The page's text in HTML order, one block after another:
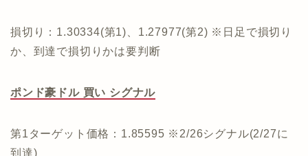
損切り：1.30334(第1)、1.27977(第2) ※日足で損切り
か、到達で損切りかは要判断
ポンド豪ドル 買い シグナル
第1ターゲット価格：1.85595 ※2/26シグナル(2/27に
到達)